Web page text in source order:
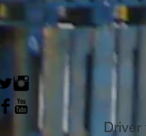
Driver